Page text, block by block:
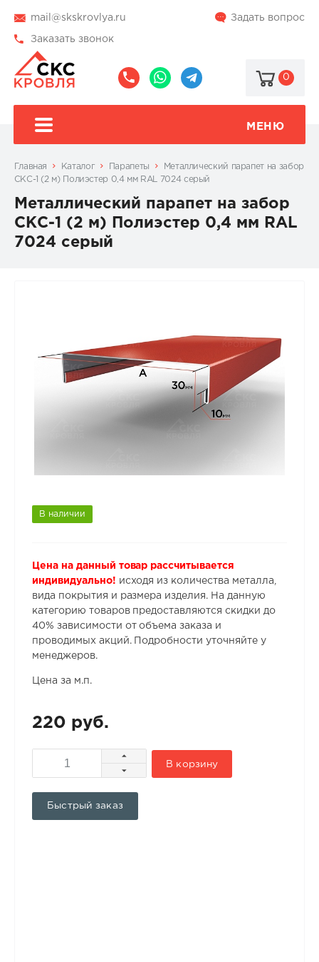
mail@skskrovlya.ru Задать вопрос
Заказать звонок
0
МЕНЮ
Главная Каталог Парапеты
Металлический парапет на забор
СКС-1 (2 м) Полиэстер 0,4 мм RAL 7024 серый
Металлический парапет на забор
СКС-1 (2 м) Полиэстер 0,4 мм RAL
7024 серый
В наличии
Цена на данный товар рассчитывается
индивидуально! исходя из количества металла,
вида покрытия и размера изделия. На данную
категорию товаров предоставляются скидки до
40% зависимости от объема заказа и
проводимых акций. Подробности уточняйте у
менеджеров.
Цена за м.п.
220 руб.
В корзину
Быстрый заказ